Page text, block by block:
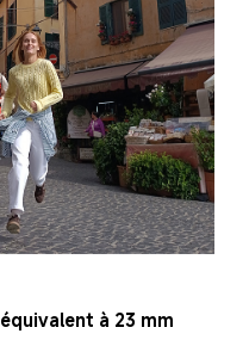
Équivalent à 28 mm